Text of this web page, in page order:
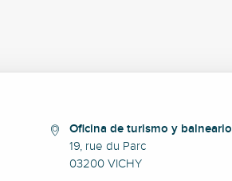
Oficina de turismo y balneario
19, rue du Parc
03200 VICHY